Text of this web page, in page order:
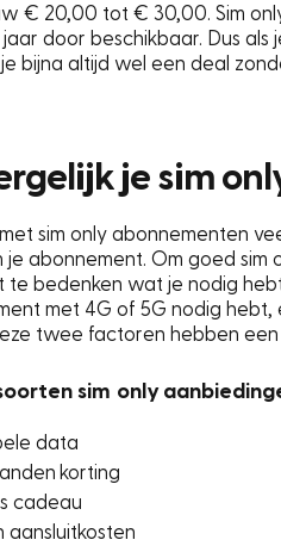
€ 20,00 tot € 30,00. Sim
door beschikbaar. Dus
bijna altijd wel een deal
je sim
sim only abonnementen
je abonnement. Om goed sim
te bedenken wat je nodig
met 4G of 5G nodig hebt,
twee factoren hebben
sim only
data
korting
cadeau
aansluitkosten